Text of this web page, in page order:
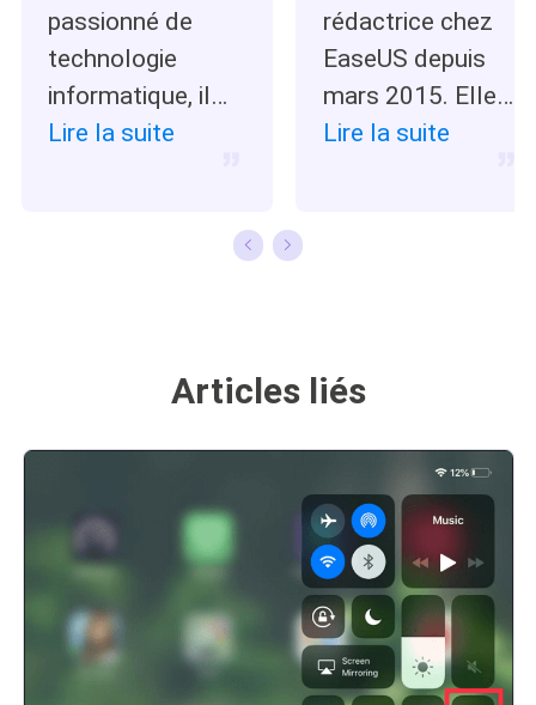
passionné de
technologie
informatique, il
fait partie de
spécialisé dans le
Lire la suite
rédactrice chez
EaseUS depuis
mars 2015. Elle
est passionée
aime aussi faire
vous avez des
propositions
d'articles à elle
soumettre, vous
pouvez lui
contacter par
Facebook ou
Lire la suite
Articles liés